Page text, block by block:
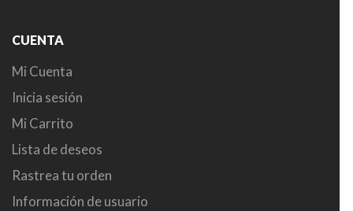
CUENTA
Mi Cuenta
Inicia sesión
Mi Carrito
Lista de deseos
Rastrea tu orden
Información de usuario